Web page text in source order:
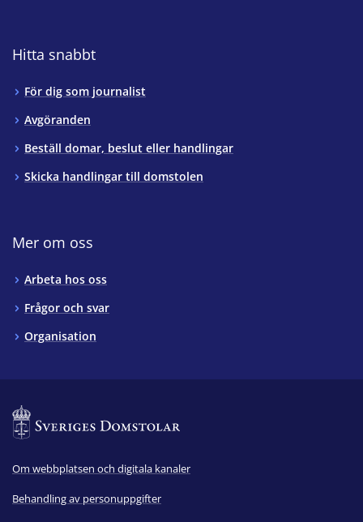
Hitta snabbt
För dig som journalist
Avgöranden
Beställ domar, beslut eller handlingar
Skicka handlingar till domstolen
Mer om oss
Arbeta hos oss
Frågor och svar
Organisation
Om webbplatsen och digitala kanaler
Behandling av personuppgifter